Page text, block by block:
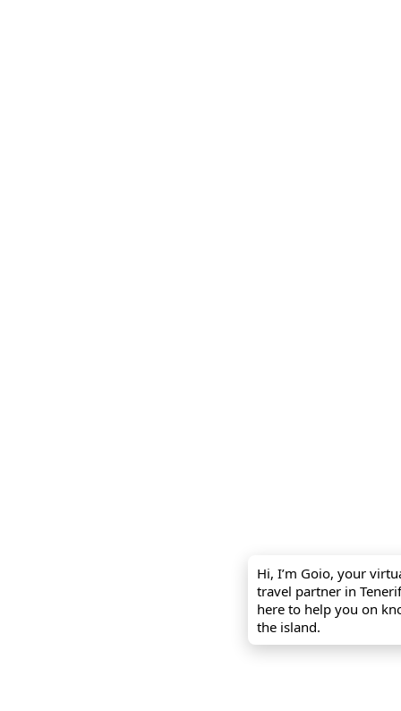
Hi, I’m Goio, your
travel partner in
here to help you on
the island.